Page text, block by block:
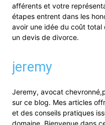
afférents et votre
étapes entrent dans les
avoir une idée du coût
un devis de divorce.
jeremy
Jeremy, avocat
sur ce blog. Mes articles
et des conseils pratiques
domaine. Bienvenue dans